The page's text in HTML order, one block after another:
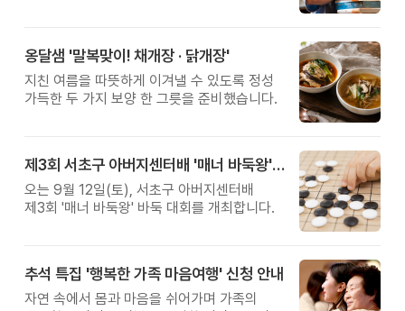
옹달샘 '말복맞이! 채개장 · 닭개장'
지친 여름을 따뜻하게 이겨낼 수 있도록 정성
가득한 두 가지 보양 한 그릇을 준비했습니다.
제3회 서초구 아버지센터배 '매너 바둑왕' 대회
오는 9월 12일(토), 서초구 아버지센터배
제3회 '매너 바둑왕' 바둑 대회를 개최합니다.
추석 특집 '행복한 가족 마음여행' 신청 안내
자연 속에서 몸과 마음을 쉬어가며 가족의